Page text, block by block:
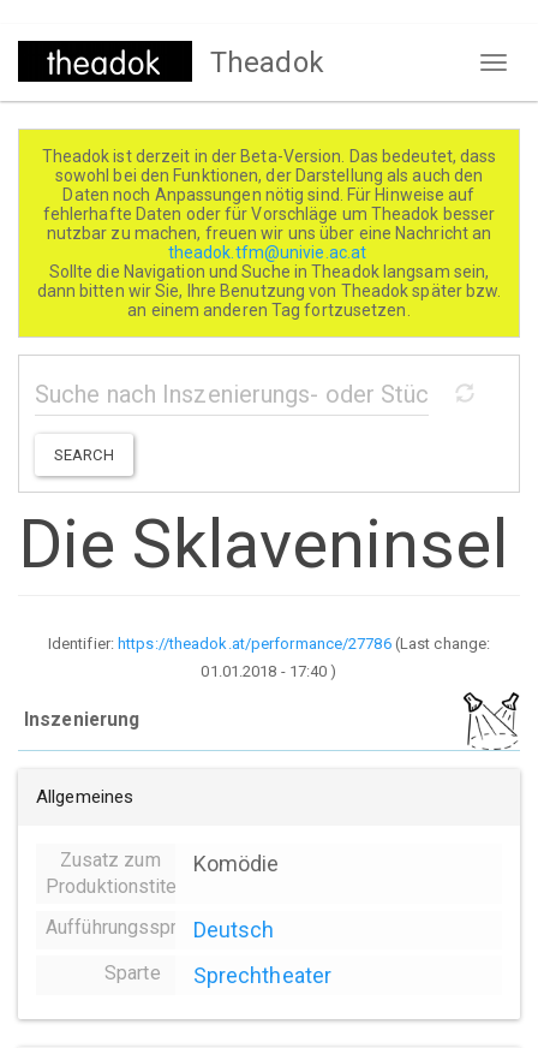
Direkt
Theadok
Theadok ist derzeit in der Beta-Version. Das bedeutet, dass
sowohl bei den Funktionen, der Darstellung als auch den
Daten noch Anpassungen nötig sind. Für Hinweise auf
fehlerhafte Daten oder für Vorschläge um Theadok besser
nutzbar zu machen, freuen wir uns über eine Nachricht an
theadok.tfm@univie.ac.at
Sollte die Navigation und Suche in Theadok langsam sein,
dann bitten wir Sie, Ihre Benutzung von Theadok später bzw.
an einem anderen Tag fortzusetzen.
SEARCH
Die Sklaveninsel
Identifier:https://theadok.at/performance/27786(Last change:
01.01.2018 - 17:40 )
Inszenierung
Allgemeines
Zusatz zum
Produktionstitel
Komödie
AufführungsspracheDeutsch
Sparte Sprechtheater